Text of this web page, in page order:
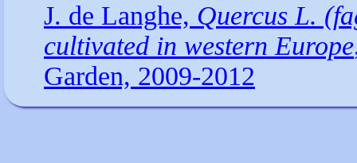
J. de Langhe, Quercus L.
cultivated in western Europe
Garden, 2009-2012